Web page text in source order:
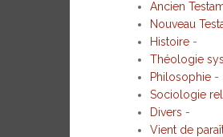
Ancien
Nouveau
Histoire -
Théologie
Philosophie -
Sociologie
Divers -
Vient de